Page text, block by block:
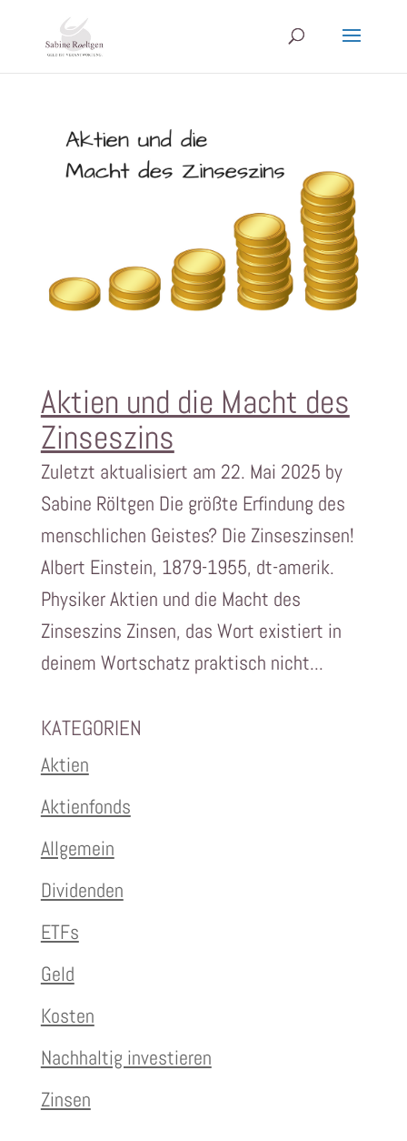
Aktien und die Macht des
Zinseszins
Zuletzt aktualisiert am 22. Mai 2025 by
Sabine Röltgen Die größte Erfindung des
menschlichen Geistes? Die Zinseszinsen!
Albert Einstein, 1879-1955, dt-amerik.
Physiker Aktien und die Macht des
Zinseszins Zinsen, das Wort existiert in
deinem Wortschatz praktisch nicht...
KATEGORIEN
Aktien
Aktienfonds
Allgemein
Dividenden
ETFs
Geld
Kosten
Nachhaltig investieren
Zinsen